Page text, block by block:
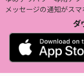
メッセージの通知がスマ
ダ